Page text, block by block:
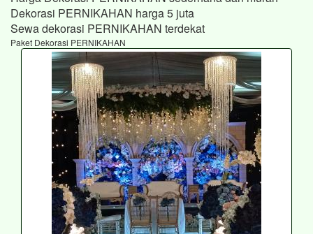
Dekorasi PERNIKAHAN harga 5 juta
Sewa dekorasi PERNIKAHAN terdekat
Paket Dekorasi PERNIKAHAN